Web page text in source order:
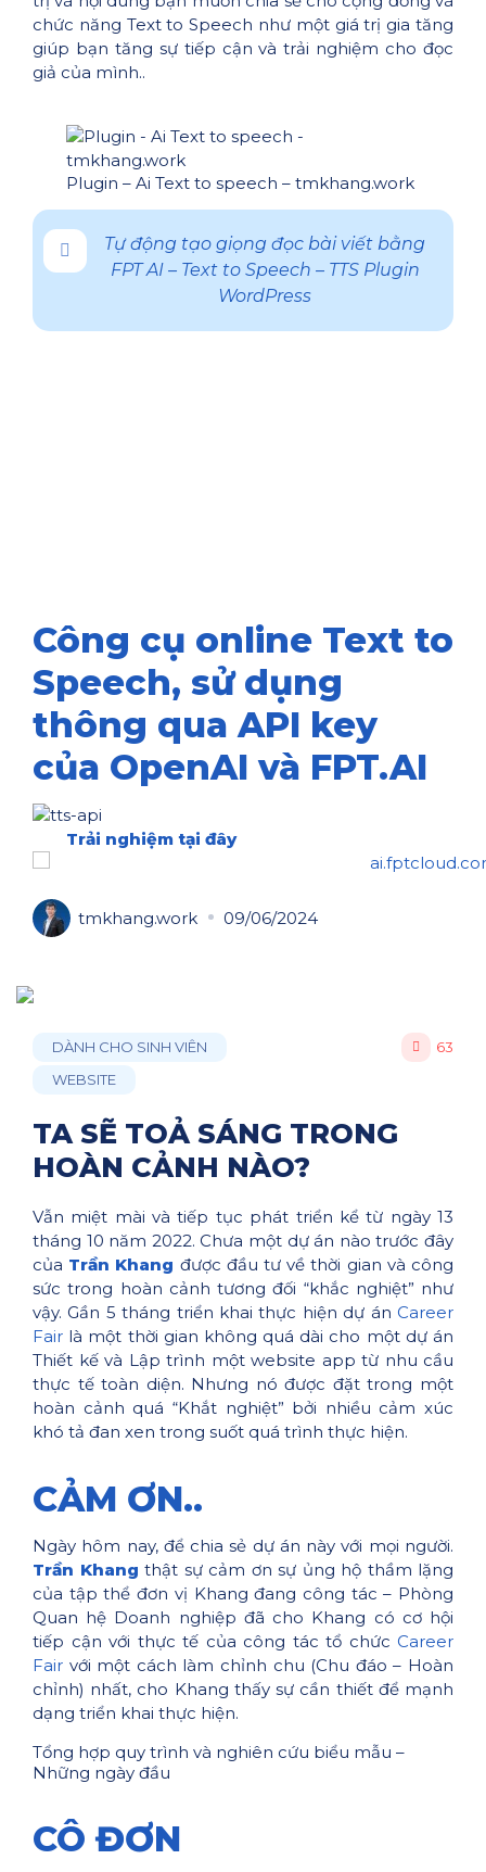
chức năng Text to Speech như một giá trị gia tăng
giúp bạn tăng sự tiếp cận và trải nghiệm cho đọc
giả của mình..
Plugin – Ai Text to speech – tmkhang.work
Tự động tạo giọng đọc bài viết bằng
FPT AI – Text to Speech – TTS Plugin
WordPress
Công cụ online Text to
Speech, sử dụng
thông qua API key
của OpenAI và FPT.AI
Trải nghiệm tại đây
tmkhang.work 09/06/2024
DÀNH CHO SINH VIÊN
WEBSITE
63
TA SẼ TOẢ SÁNG TRONG
HOÀN CẢNH NÀO?
Vẫn miệt mài và tiếp tục phát triển kể từ ngày 13
tháng 10 năm 2022. Chưa một dự án nào trước đây
của Trần Khang được đầu tư về thời gian và công
sức trong hoàn cảnh tương đối “khắc nghiệt” như
vậy. Gần 5 tháng triển khai thực hiện dự án Career
Fair là một thời gian không quá dài cho một dự án
Thiết kế và Lập trình một website app từ nhu cầu
thực tế toàn diện. Nhưng nó được đặt trong một
hoàn cảnh quá “Khắt nghiệt” bởi nhiều cảm xúc
khó tả đan xen trong suốt quá trình thực hiện.
CẢM ƠN..
Ngày hôm nay, để chia sẻ dự án này với mọi người.
Trần Khang thật sự cảm ơn sự ủng hộ thầm lặng
của tập thể đơn vị Khang đang công tác – Phòng
Quan hệ Doanh nghiệp đã cho Khang có cơ hội
tiếp cận với thực tế của công tác tổ chức Career
Fair với một cách làm chỉnh chu (Chu đáo – Hoàn
chỉnh) nhất, cho Khang thấy sự cần thiết để mạnh
dạng triển khai thực hiện.
Tổng hợp quy trình và nghiên cứu biểu mẫu –
Những ngày đầu
CÔ ĐƠN